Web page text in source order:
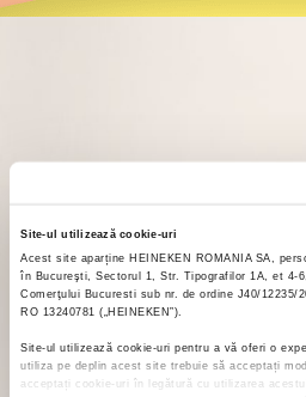
Site-ul utilizează cookie-uri
Acest site aparține HEINEKEN ROMANIA SA,
în Bucureşti, Sectorul 1, Str. Tipografilor 1A, et 4-
Comerţului Bucuresti sub nr. de ordine J40/12235/
RO 13240781 („HEINEKEN”).
Site-ul utilizează cookie-uri pentru a vă oferi o
utiliza pe deplin acest site trebuie să acceptați
acceptați cookie-uri în legătură cu utilizarea